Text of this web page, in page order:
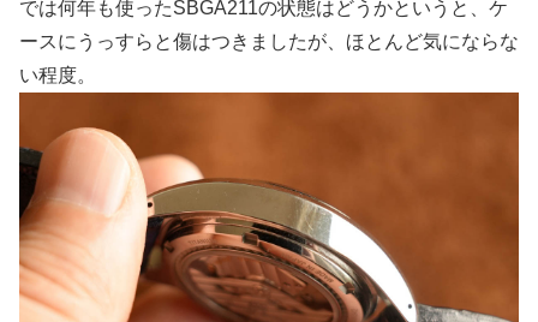
では何年も使ったSBGA211の状態はどうかというと、ケ
ースにうっすらと傷はつきましたが、ほとんど気にならな
い程度。